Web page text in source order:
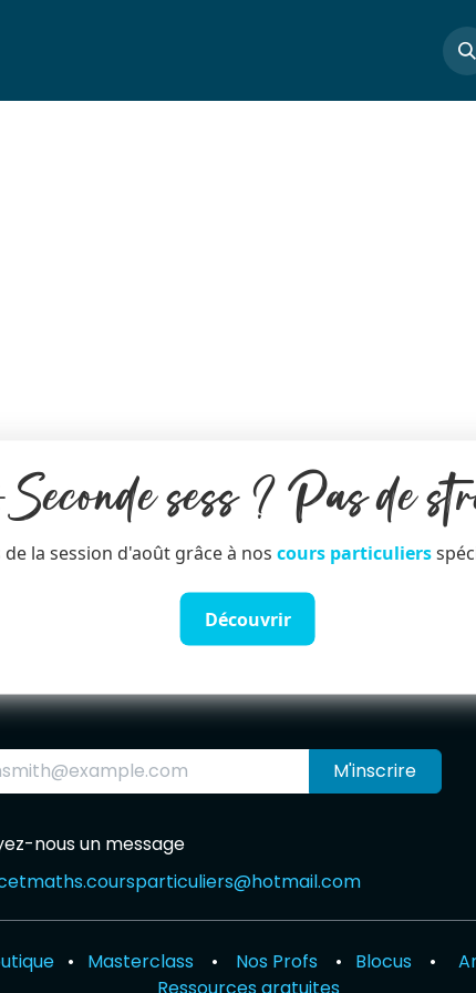
M'inscrire
nous un message
ticuliers@hotmail.com
• Masterclass • Nos Profs • Blocus •
Ressources gratuites
sess ? Pas de
de la session d'août grâce à noscours particuliers
Découvrir